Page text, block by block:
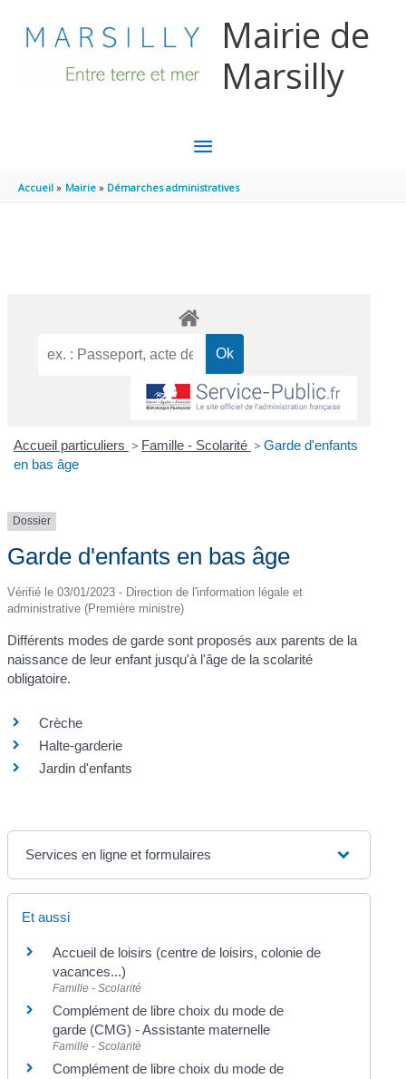
Mairie de
Marsilly
MENU
PRINCIPAL
Accueil Mairie Démarches administratives
Accueil particuliers > Famille - Scolarité > Garde d'enfants
en bas âge
Dossier
Garde d'enfants en bas âge
Vérifié le 03/01/2023 - Direction de l'information légale et
administrative (Première ministre)
Différents modes de garde sont proposés aux parents de la
naissance de leur enfant jusqu'à l'âge de la scolarité
obligatoire.
Crèche
Halte-garderie
Jardin d'enfants
Services en ligne et formulaires
Et aussi
Accueil de loisirs (centre de loisirs, colonie de
vacances...)
Famille - Scolarité
Complément de libre choix du mode de
garde (CMG) - Assistante maternelle
Famille - Scolarité
Complément de libre choix du mode de